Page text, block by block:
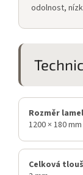
odolnost,
Rozměr
1200 × 180 mm
Celková